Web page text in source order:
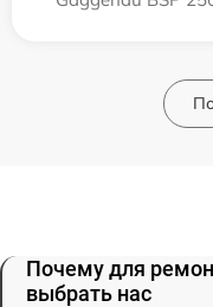
Почему для
выбрать нас